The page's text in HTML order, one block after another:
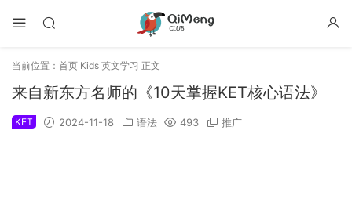
当前位置： 首页 Kids 英文学习 正文
来自新东方名师的《10天掌握KET核心语法》
KET 2024-11-18 语法 493 推广